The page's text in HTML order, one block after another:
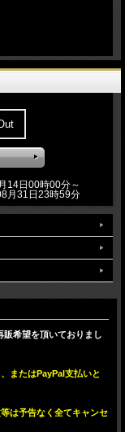
14日00時00分～
月31日23時59分
希望を頂いておりまし
またはPayPal支払いと
は予告なく全てキャンセ